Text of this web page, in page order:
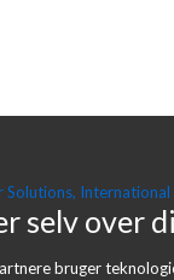
selv over
bruger